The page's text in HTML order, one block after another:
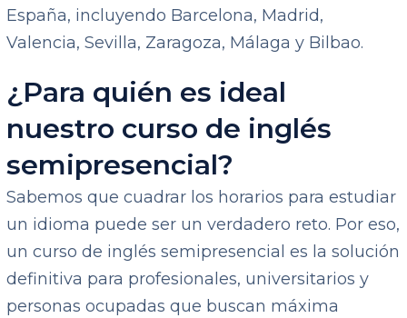
España, incluyendo Barcelona, Madrid,
Valencia, Sevilla, Zaragoza, Málaga y Bilbao.
¿Para quién es ideal
nuestro curso de inglés
semipresencial?
Sabemos que cuadrar los horarios para estudiar
un idioma puede ser un verdadero reto. Por eso,
un curso de inglés semipresencial es la solución
definitiva para profesionales, universitarios y
personas ocupadas que buscan máxima